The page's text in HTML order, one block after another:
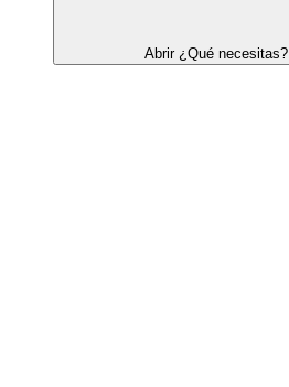
Abrir ¿Qué necesitas?